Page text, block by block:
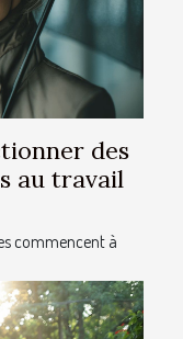
des
au travail
commencent à